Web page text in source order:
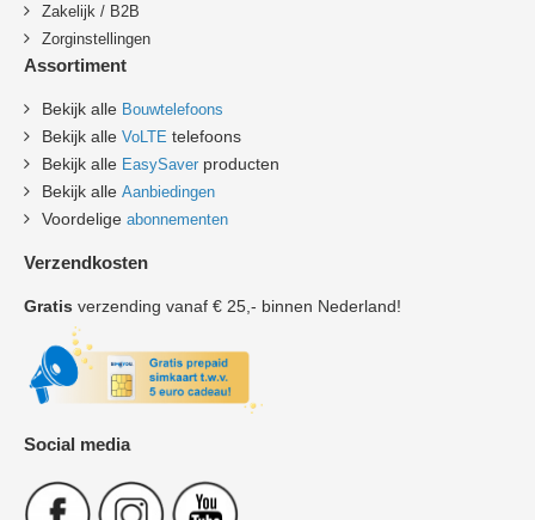
Zakelijk / B2B
Zorginstellingen
Assortiment
Bekijk alle Bouwtelefoons
Bekijk alle VoLTE telefoons
Bekijk alle EasySaver producten
Bekijk alle Aanbiedingen
Voordelige abonnementen
Verzendkosten
Gratis verzending vanaf € 25,- binnen Nederland!
Social media